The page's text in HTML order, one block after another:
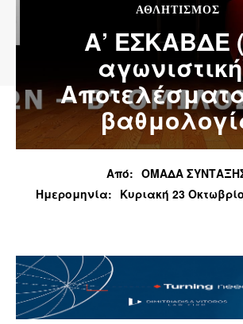
ΑΘΛΗΤΙΣΜΌΣ
Α’ ΕΣΚΑΒΔΕ
Από: ΟΜΑΔΑ
Ημερομηνία: Κυριακή 23